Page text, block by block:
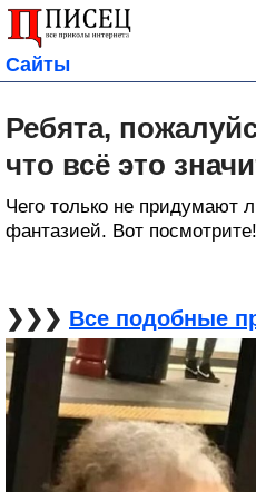
Сайты
Ребята,
что всё это
Чего только не придумают
фантазией. Вот посмотрите!
❯❯❯ Все подобные